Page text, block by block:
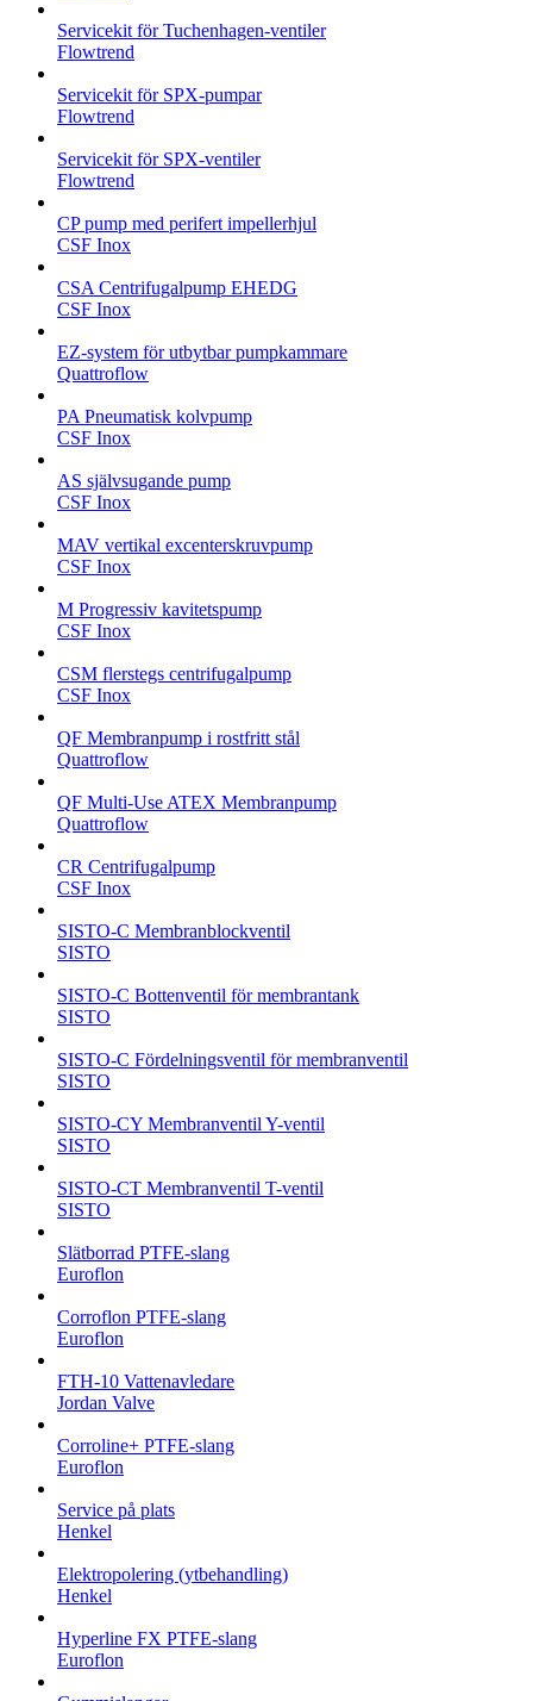
Servicekit för Tuchenhagen-ventiler
Flowtrend
Servicekit för SPX-pumpar
Flowtrend
Servicekit för SPX-ventiler
Flowtrend
CP pump med perifert impellerhjul
CSF Inox
CSA Centrifugalpump EHEDG
CSF Inox
EZ-system för utbytbar pumpkammare
Quattroflow
PA Pneumatisk kolvpump
CSF Inox
AS självsugande pump
CSF Inox
MAV vertikal excenterskruvpump
CSF Inox
M Progressiv kavitetspump
CSF Inox
CSM flerstegs centrifugalpump
CSF Inox
QF Membranpump i rostfritt stål
Quattroflow
QF Multi-Use ATEX Membranpump
Quattroflow
CR Centrifugalpump
CSF Inox
SISTO-C Membranblockventil
SISTO
SISTO-C Bottenventil för membrantank
SISTO
SISTO-C Fördelningsventil för membranventil
SISTO
SISTO-CY Membranventil Y-ventil
SISTO
SISTO-CT Membranventil T-ventil
SISTO
Slätborrad PTFE-slang
Euroflon
Corroflon PTFE-slang
Euroflon
FTH-10 Vattenavledare
Jordan Valve
Corroline+ PTFE-slang
Euroflon
Service på plats
Henkel
Elektropolering (ytbehandling)
Henkel
Hyperline FX PTFE-slang
Euroflon